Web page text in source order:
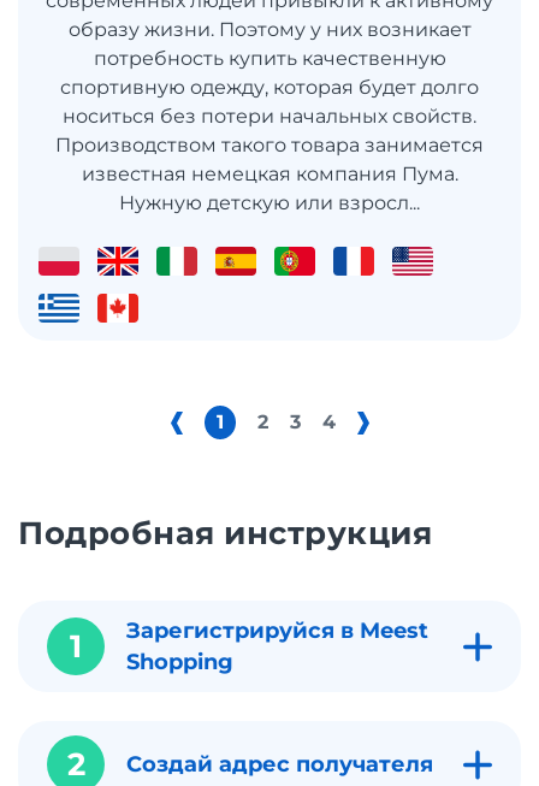
образу жизни. Поэтому у них возникает
потребность купить качественную
спортивную одежду, которая будет долго
носиться без потери начальных свойств.
Производством такого товара занимается
известная немецкая компания Пума.
Нужную детскую или взросл...
1 2 3 4
Подробная инструкция
1
Зарегистрируйся в Meest
Shopping
2 Создай адрес получателя